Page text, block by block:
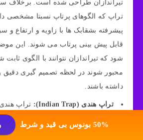
تیراندازان طراحی شده است. برخلاف
تراپ که الگوهای پرتاپ نسبتا مشخصی
پیشرفته بشقابک ها با زاویه و ارتفاع و
قابل پیش بینی پرتاب می شوند. این
شود که تیراندازان نتوانند با الگوی ثابت
محبور شوند در لحظه تصمیم گیری
داشته باشند.
تراپ هندی (Indian Trap):
تراپ
های تیراندازی است که منشاء آن کشور
با تلفیقی از سبک های سنتی و قوانین
50% بونوس بی قید و شرط